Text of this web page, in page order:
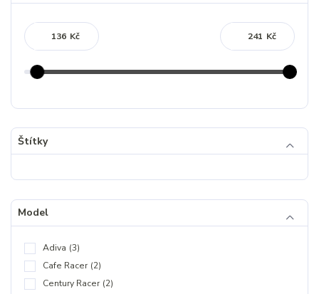
Kč Kč
Štítky
Model
Adiva (3)
Cafe Racer (2)
Century Racer (2)